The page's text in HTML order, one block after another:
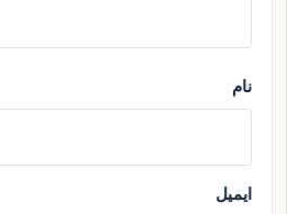
نام
ایمیل